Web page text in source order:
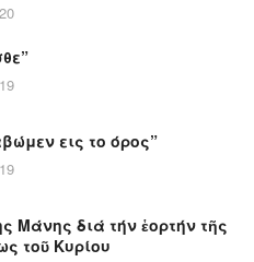
εις το όρος”
Μάνης διά τήν ἑορτήν τῆς
τοῦ Κυρίου